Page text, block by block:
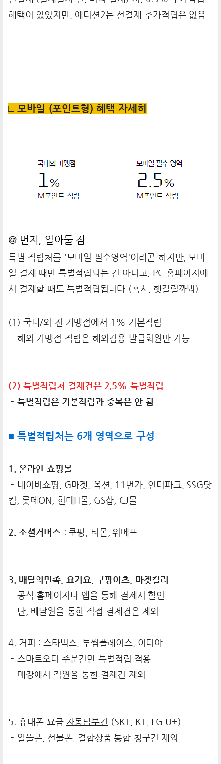
혜택이 있었지만, 에디션2는 선결제 추가적립은 없음
□ 모바일 (포인트형) 혜택 자세히
@ 먼저, 알아둘 점
특별 적립처를 '모바일 필수영역'이라곤 하지만, 모바
일 결제 때만 특별적립되는 건 아니고, PC 홈페이지에
서 결제할 때도 특별적립됩니다 (혹시, 헷갈릴까봐)
(1) 국내/외 전 가맹점에서 1% 기본적립
- 해외 가맹점 적립은 해외겸용 발급회원만 가능
(2) 특별적립처 결제건은 2.5% 특별적립
- 특별적립은 기본적립과 중복은 안 됨
■ 특별적립처는 6개 영역으로 구성
1. 온라인 쇼핑몰
- 네이버쇼핑, G마켓, 옥션, 11번가, 인터파크, SSG닷
컴, 롯데ON, 현대H몰, GS샵, CJ몰
2. 소셜커머스 : 쿠팡, 티몬, 위메프
3. 배달의민족, 요기요, 쿠팡이츠, 마켓컬리
- 공식 홈페이지나 앱을 통해 결제시 할인
- 단, 배달원을 통한 직접 결제건은 제외
4. 커피 : 스타벅스, 투썸플레이스, 이디야
- 스마트오더 주문건만 특별적립 적용
- 매장에서 직원을 통한 결제건 제외
5. 휴대폰 요금 자동납부건 (SKT, KT, LG U+)
- 알뜰폰, 선불폰, 결합상품 통합 청구건 제외